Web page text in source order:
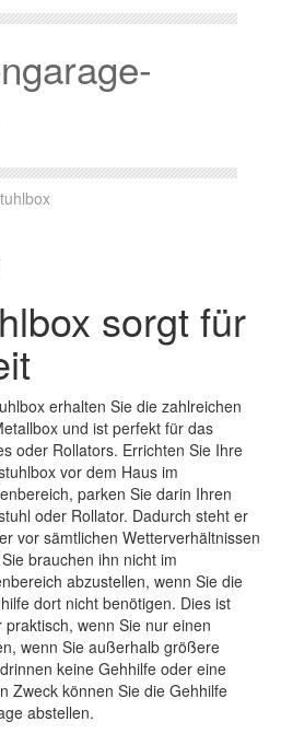
sorgt für
erhalten Sie die zahlreichen
und ist perfekt für das
oder Rollators. Errichten Sie Ihre
vor dem Haus im
parken Sie darin Ihren
oder Rollator. Dadurch steht er
vor sämtlichen Wetterverhältnissen
brauchen ihn nicht im
abzustellen, wenn Sie die
dort nicht benötigen. Dies ist
praktisch, wenn Sie nur einen
wenn Sie außerhalb größere
keine Gehhilfe oder eine
Zweck können Sie die Gehhilfe
abstellen.